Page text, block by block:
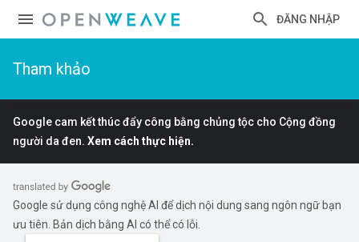
ĐĂNG NHẬP
Tham khảo
Google cam kết thúc đẩy công bằng chủng tộc cho Cộng đồng
người da đen. Xem cách thực hiện.
Google sử dụng công nghệ AI để dịch nội dung sang ngôn ngữ bạn
ưu tiên. Bản dịch bằng AI có thể có lỗi.